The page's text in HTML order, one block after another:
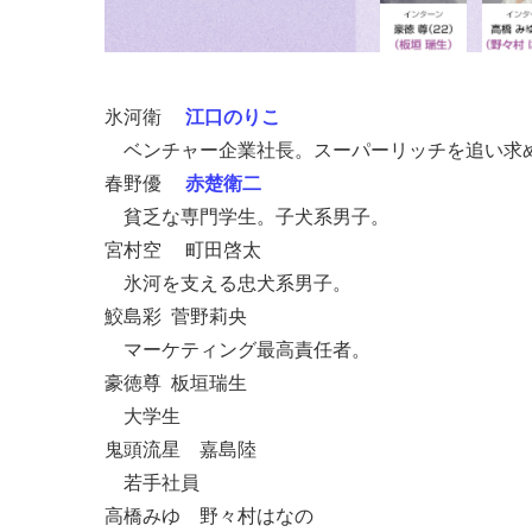
氷河衛 江口のりこ
ベンチャー企業社長。スーパーリッチを追い求
春野優 赤楚衛二
貧乏な専門学生。子犬系男子。
宮村空 町田啓太
氷河を支える忠犬系男子。
鮫島彩 菅野莉央
マーケティング最高責任者。
豪徳尊 板垣瑞生
大学生
鬼頭流星 嘉島陸
若手社員
高橋みゆ 野々村はなの